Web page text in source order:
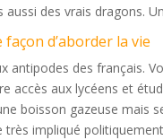
des vrais dragons.
d’aborder la vie
antipodes des français.
accès aux lycéens et
boisson gazeuse mais
impliqué